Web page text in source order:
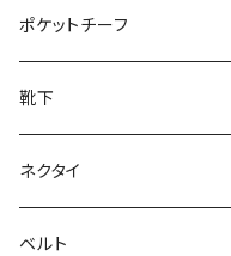
28cm～
ポケットチーフ
靴下
ネクタイ
ベルト